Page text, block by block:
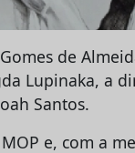
de
Lupinaka, a
Santos.
e, com a